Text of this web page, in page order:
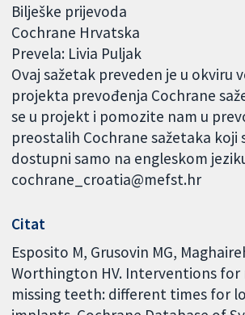
Bilješke prijevoda
Cochrane Hrvatska
Prevela: Livia Puljak
Ovaj sažetak preveden je u okviru
projekta prevođenja Cochrane
se u projekt i pomozite nam u
preostalih Cochrane sažetaka koji
dostupni samo na engleskom
cochrane_croatia@mefst.hr
Citat
Esposito M, Grusovin MG,
Worthington HV. Interventions for
missing teeth: different times for